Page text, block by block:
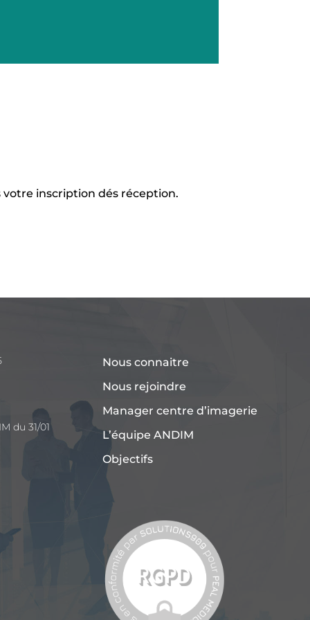
votre inscription dés réception.
du 31/01
Nous connaitre
Nous rejoindre
Manager centre d’imagerie
L’équipe ANDIM
Objectifs